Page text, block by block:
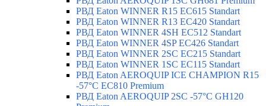
РВД Eaton WINNER R15 EC615 Standart
РВД Eaton WINNER R13 EC420 Standart
РВД Eaton WINNER 4SH EC512 Standart
РВД Eaton WINNER 4SP EC426 Standart
РВД Eaton WINNER 2SC EC215 Standart
РВД Eaton WINNER 1SC EC115 Standart
РВД Eaton AEROQUIP ICE CHAMPION R15
-57°C EC810 Premium
РВД Eaton AEROQUIP 2SC -57°C GH120